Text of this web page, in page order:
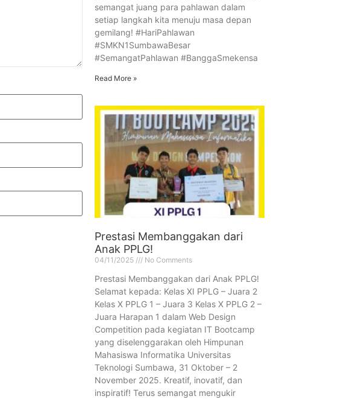
semangat juang para pahlawan dalam
setiap langkah kita menuju masa depan
gemilang! #HariPahlawan
#SMKN1SumbawaBesar
#SemangatPahlawan #BanggaSmekensa
Read More »
Prestasi Membanggakan dari
Anak PPLG!
04/11/2025 No Comments
Prestasi Membanggakan dari Anak PPLG!
Selamat kepada: Kelas XI PPLG – Juara 2
Kelas X PPLG 1 – Juara 3 Kelas X PPLG 2 –
Juara Harapan 1 dalam Web Design
Competition pada kegiatan IT Bootcamp
yang diselenggarakan oleh Himpunan
Mahasiswa Informatika Universitas
Teknologi Sumbawa, 31 Oktober – 2
November 2025. Kreatif, inovatif, dan
inspiratif! Terus semangat mengukir